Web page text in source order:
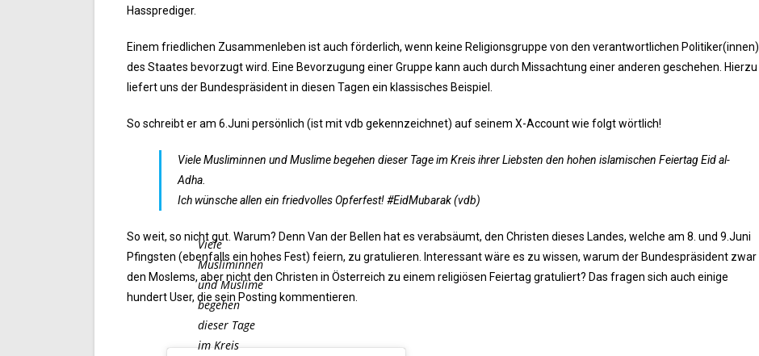
Hassprediger.
Einem friedlichen Zusammenleben ist auch förderlich, wenn keine Religionsgruppe von den verantwortlichen Politiker(innen)
des Staates bevorzugt wird. Eine Bevorzugung einer Gruppe kann auch durch Missachtung einer anderen geschehen. Hierzu
liefert uns der Bundespräsident in diesen Tagen ein klassisches Beispiel.
So schreibt er am 6.Juni persönlich (ist mit vdb gekennzeichnet) auf seinem X-Account wie folgt wörtlich!
Viele Musliminnen und Muslime begehen dieser Tage im Kreis ihrer Liebsten den hohen islamischen Feiertag Eid al-
Adha.
Ich wünsche allen ein friedvolles Opferfest! #EidMubarak (vdb)
So weit, so nicht gut. Warum? Denn Van der Bellen hat es verabsäumt, den Christen dieses Landes, welche am 8. und 9.Juni
Pfingsten (ebenfalls ein hohes Fest) feiern, zu gratulieren. Interessant wäre es zu wissen, warum der Bundespräsident zwar
den Moslems, aber nicht den Christen in Österreich zu einem religiösen Feiertag gratuliert? Das fragen sich auch einige
hundert User, die sein Posting kommentieren.
Viele
Musliminnen
und Muslime
begehen
dieser Tage
im Kreis